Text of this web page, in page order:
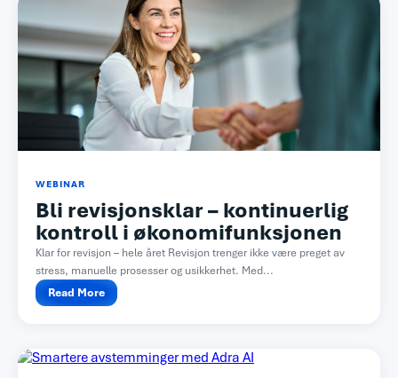
WEBINAR
Bli revisjonsklar – kontinuerlig
kontroll i økonomifunksjonen
Klar for revisjon – hele året Revisjon trenger ikke være preget av
stress, manuelle prosesser og usikkerhet. Med...
Read More